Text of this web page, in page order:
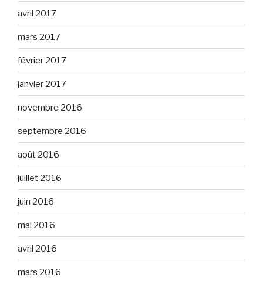
avril 2017
mars 2017
février 2017
janvier 2017
novembre 2016
septembre 2016
août 2016
juillet 2016
juin 2016
mai 2016
avril 2016
mars 2016